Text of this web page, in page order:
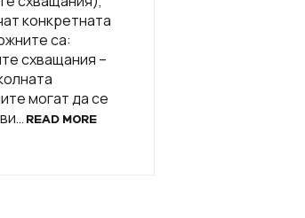
конкретната
са:
схващания –
могат да се
READ MORE